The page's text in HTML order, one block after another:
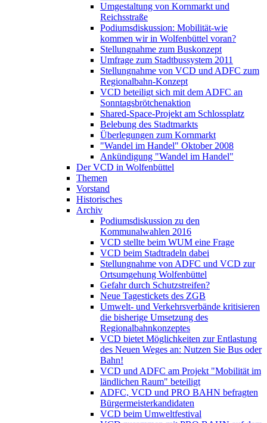
Umgestaltung von Kornmarkt und
Reichsstraße
Podiumsdiskussion: Mobilität-wie
kommen wir in Wolfenbüttel voran?
Stellungnahme zum Buskonzept
Umfrage zum Stadtbussystem 2011
Stellungnahme von VCD und ADFC zum
Regionalbahn-Konzept
VCD beteiligt sich mit dem ADFC an
Sonntagsbrötchenaktion
Shared-Space-Projekt am Schlossplatz
Belebung des Stadtmarkts
Überlegungen zum Kornmarkt
"Wandel im Handel" Oktober 2008
Ankündigung "Wandel im Handel"
Der VCD in Wolfenbüttel
Themen
Vorstand
Historisches
Archiv
Podiumsdiskussion zu den
Kommunalwahlen 2016
VCD stellte beim WUM eine Frage
VCD beim Stadtradeln dabei
Stellungnahme von ADFC und VCD zur
Ortsumgehung Wolfenbüttel
Gefahr durch Schutzstreifen?
Neue Tagestickets des ZGB
Umwelt- und Verkehrsverbände kritisieren
die bisherige Umsetzung des
Regionalbahnkonzeptes
VCD bietet Möglichkeiten zur Entlastung
des Neuen Weges an: Nutzen Sie Bus oder
Bahn!
VCD und ADFC am Projekt "Mobilität im
ländlichen Raum" beteiligt
ADFC, VCD und PRO BAHN befragten
Bürgermeisterkandidaten
VCD beim Umweltfestival